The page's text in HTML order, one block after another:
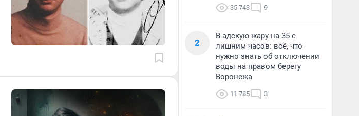
35 743 9
2
В адскую жару на 35 с
лишним часов: всё, что
нужно знать об отключении
воды на правом берегу
Воронежа
11 785 3